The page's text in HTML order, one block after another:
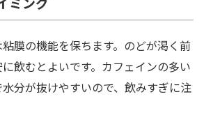
膜の機能を保ちます。のどが渇く前
飲むとよいです。カフェインの多い
分が抜けやすいので、飲みすぎに注